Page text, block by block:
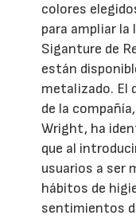
colores
para ampliar la
Siganture de
están
metalizado. El
de la
Wright, ha
que al
usuarios a ser
hábitos de
sentimientos